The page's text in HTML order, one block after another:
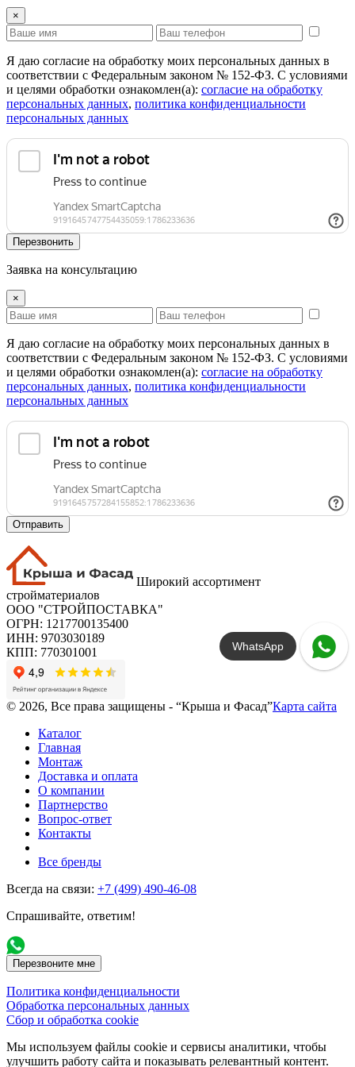
×
Я даю согласие на обработку моих персональных данных в
соответствии с Федеральным законом № 152-ФЗ. С условиями
и целями обработки ознакомлен(а): cогласие на обработку
персональных данных, политика конфиденциальности
персональных данных
Перезвонить
Заявка на консультацию
×
Я даю согласие на обработку моих персональных данных в
соответствии с Федеральным законом № 152-ФЗ. С условиями
и целями обработки ознакомлен(а): cогласие на обработку
персональных данных, политика конфиденциальности
персональных данных
Отправить
Широкий ассортимент
стройматериалов
ООО "СТРОЙПОСТАВКА"
ОГРН: 1217700135400
ИНН: 9703030189
КПП: 770301001
© 2026, Все права защищены - “Крыша и Фасад”Карта сайта
Каталог
Главная
Монтаж
Доставка и оплата
О компании
Партнерство
Вопрос-ответ
Контакты
Все бренды
Всегда на связи: +7 (499) 490-46-08
Спрашивайте, ответим!
Перезвоните мне
Политика конфиденциальности
Обработка персональных данных
Сбор и обработка cookie
Мы используем файлы cookie и сервисы аналитики, чтобы
улучшить работу сайта и показывать релевантный контент.
WhatsApp